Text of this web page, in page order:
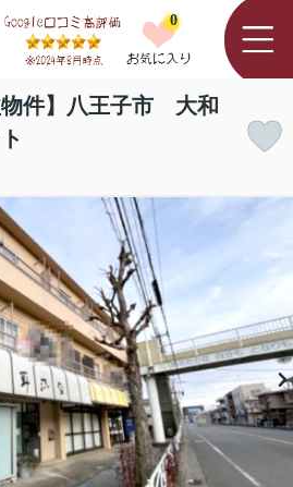
0
件】八王子市 大和